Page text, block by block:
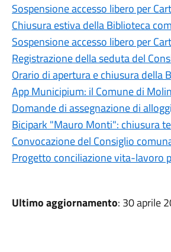
Sospensione accesso libero per
Chiusura estiva della Biblioteca
Sospensione accesso libero per
Registrazione della seduta del
Orario di apertura e chiusura della
App Municipium: il Comune di
Domande di assegnazione di
Bicipark "Mauro Monti": chiusura
Convocazione del Consiglio
Progetto conciliazione vita-lavoro
Ultimo aggiornamento: 30 aprile